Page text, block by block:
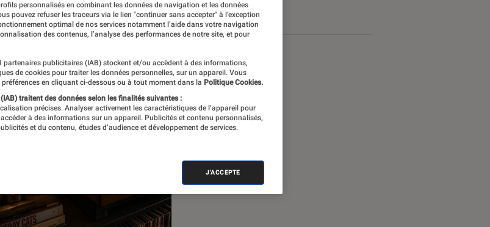
personnalisés en combinant les données de navigation et les données
pouvez refuser les traceurs via le lien "continuer sans accepter" à l’exception
optimal de nos services notamment l’aide dans votre navigation
des contenus, l’analyse des performances de notre site, et pour
partenaires publicitaires (IAB) stockent et/ou accèdent à des informations,
de cookies pour traiter les données personnelles, sur un appareil. Vous
en cliquant ci-dessous ou à tout moment dans la Politique Cookies.
traitent des données selon les finalités suivantes :
précises. Analyser activement les caractéristiques de l’appareil pour
à des informations sur un appareil. Publicités et contenu personnalisés,
et du contenu, études d’audience et développement de services.
J'ACCEPTE